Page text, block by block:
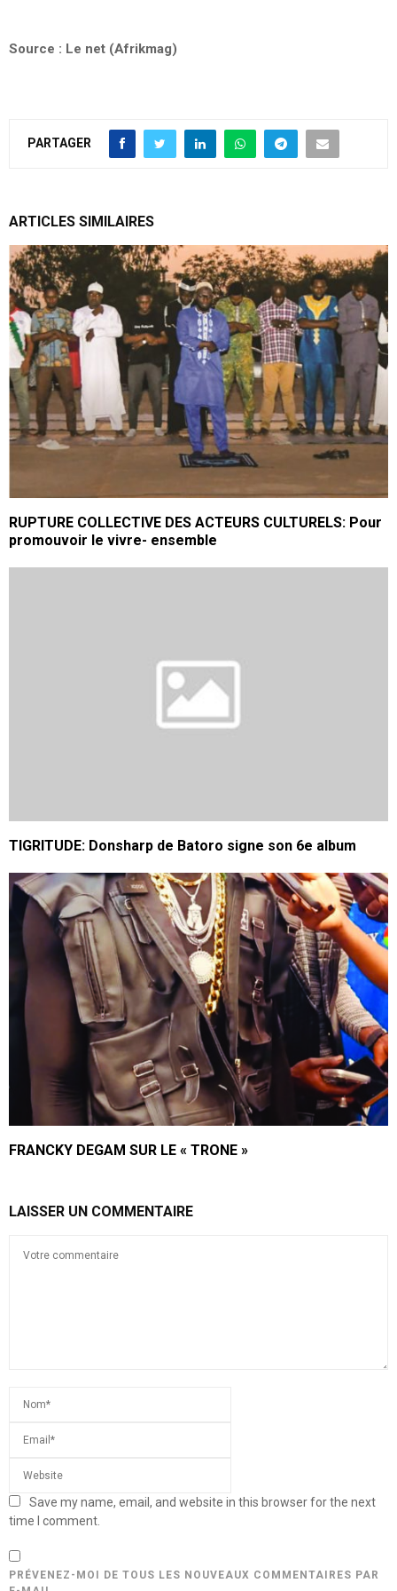
Source : Le net (Afrikmag)
PARTAGER
ARTICLES SIMILAIRES
RUPTURE COLLECTIVE DES ACTEURS CULTURELS: Pour
promouvoir le vivre- ensemble
TIGRITUDE: Donsharp de Batoro signe son 6e album
FRANCKY DEGAM SUR LE « TRONE »
LAISSER UN COMMENTAIRE
Save my name, email, and website in this browser for the next
time I comment.
PRÉVENEZ-MOI DE TOUS LES NOUVEAUX COMMENTAIRES PAR